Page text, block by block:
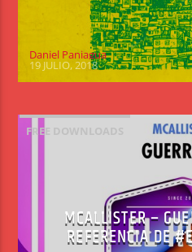
Daniel Paniagua
19 JULIO, 2018
FREE DOWNLOADS
MCALLISTER –
REFERENCIA DE